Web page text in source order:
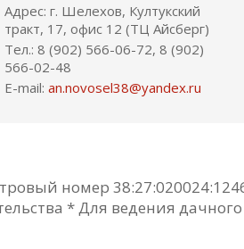
Адрес: г. Шелехов, Култукский
тракт, 17, офис 12 (ТЦ Айсберг)
Тел.: 8 (902) 566-06-72, 8 (902)
566-02-48
E-mail: an.novosel38@yandex.ru
номер
* Для ведения